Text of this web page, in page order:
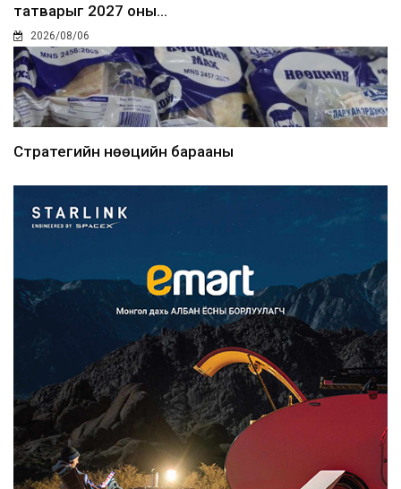
татварыг 2027 оны...
2026/08/06
Стратегийн нөөцийн барааны
Монгол Улс COP17 бага хуралд 6.5
тэрбум ам.доллары...
2026/08/06
“Улаанбаатар трам” төсөл